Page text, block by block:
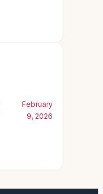
February
9, 2026